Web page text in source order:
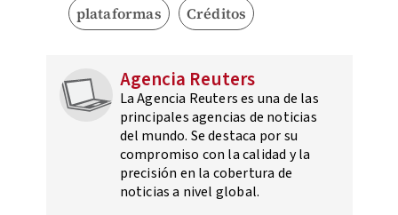
plataformas Créditos
Agencia Reuters
La Agencia Reuters es una de las
principales agencias de noticias
del mundo. Se destaca por su
compromiso con la calidad y la
precisión en la cobertura de
noticias a nivel global.